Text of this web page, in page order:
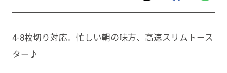
4-8枚切り対応。忙しい朝の味方、高速スリムトース
ター♪